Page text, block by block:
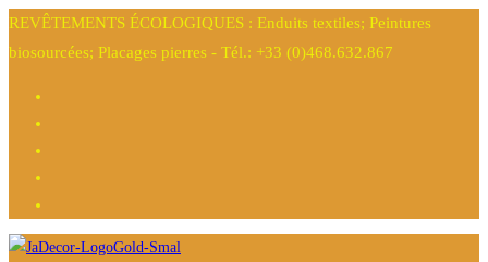
REVÊTEMENTS ÉCOLOGIQUES : Enduits textiles; Peintures
biosourcées; Placages pierres - Tél.: +33 (0)468.632.867